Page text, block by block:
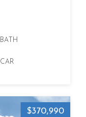
BATH
CAR
$370,990